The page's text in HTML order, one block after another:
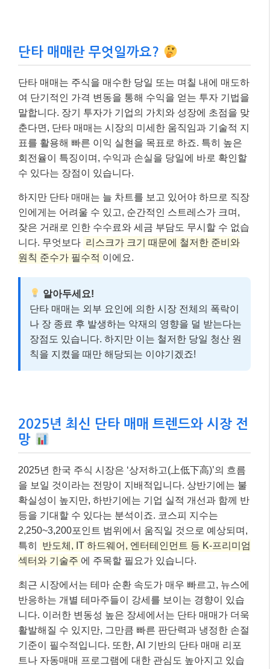
단타 매매란 무엇일까요?
단타 매매는 주식을 매수한 당일 또는 며칠 내에 매도하
여 단기적인 가격 변동을 통해 수익을 얻는 투자 기법을
말합니다. 장기 투자가 기업의 가치와 성장에 초점을 맞
춘다면, 단타 매매는 시장의 미세한 움직임과 기술적 지
표를 활용해 빠른 이익 실현을 목표로 하죠. 특히 높은
회전율이 특징이며, 수익과 손실을 당일에 바로 확인할
수 있다는 장점이 있습니다.
하지만 단타 매매는 늘 차트를 보고 있어야 하므로 직장
인에게는 어려울 수 있고, 순간적인 스트레스가 크며,
잦은 거래로 인한 수수료와 세금 부담도 무시할 수 없습
니다. 무엇보다 리스크가 크기 때문에 철저한 준비와
원칙 준수가 필수적 이에요.
알아두세요!
단타 매매는 외부 요인에 의한 시장 전체의 폭락이
나 장 종료 후 발생하는 악재의 영향을 덜 받는다는
장점도 있습니다. 하지만 이는 철저한 당일 청산 원
칙을 지켰을 때만 해당되는 이야기겠죠!
2025년 최신 단타 매매 트렌드와 시장 전
망
2025년 한국 주식 시장은 ‘상저하고(上低下高)’의 흐름
을 보일 것이라는 전망이 지배적입니다. 상반기에는 불
확실성이 높지만, 하반기에는 기업 실적 개선과 함께 반
등을 기대할 수 있다는 분석이죠. 코스피 지수는
2,250~3,200포인트 범위에서 움직일 것으로 예상되며,
특히
반도체, IT 하드웨어, 엔터테인먼트 등 K-프리미엄
섹터와 기술주 에 주목할 필요가 있습니다.
최근 시장에서는 테마 순환 속도가 매우 빠르고, 뉴스에
반응하는 개별 테마주들이 강세를 보이는 경향이 있습
니다. 이러한 변동성 높은 장세에서는 단타 매매가 더욱
활발해질 수 있지만, 그만큼 빠른 판단력과 냉정한 손절
기준이 필수적입니다. 또한, AI 기반의 단타 매매 리포
트나 자동매매 프로그램에 대한 관심도 높아지고 있습